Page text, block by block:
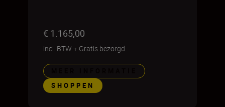
€ 1.165,00
incl. BTW + Gratis bezorgd
SHOPPEN